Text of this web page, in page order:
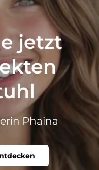
jetzt
Phaina